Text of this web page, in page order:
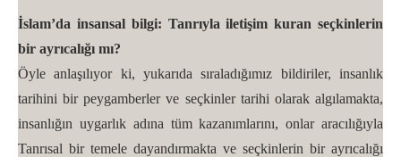
İslam’da insansal bilgi: Tanrıyla iletişim kuran seçkinlerin
bir ayrıcalığı mı?
Öyle anlaşılıyor ki, yukarıda sıraladığımız bildiriler, insanlık
tarihini bir peygamberler ve seçkinler tarihi olarak algılamakta,
insanlığın uygarlık adına tüm kazanımlarını, onlar aracılığıyla
Tanrısal bir temele dayandırmakta ve seçkinlerin bir ayrıcalığı